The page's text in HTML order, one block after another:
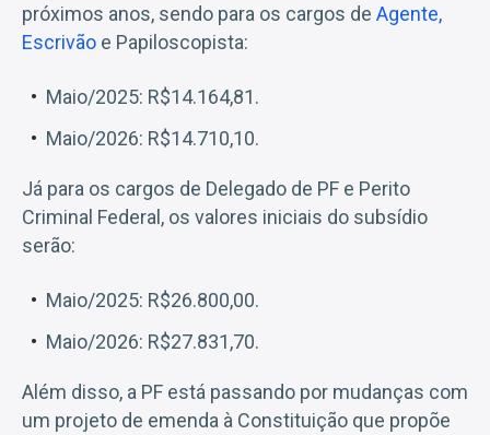
próximos anos, sendo para os cargos de Agente,
Escrivão e Papiloscopista:
Maio/2025: R$14.164,81.
Maio/2026: R$14.710,10.
Já para os cargos de Delegado de PF e Perito
Criminal Federal, os valores iniciais do subsídio
serão:
Maio/2025: R$26.800,00.
Maio/2026: R$27.831,70.
Além disso, a PF está passando por mudanças com
um projeto de emenda à Constituição que propõe